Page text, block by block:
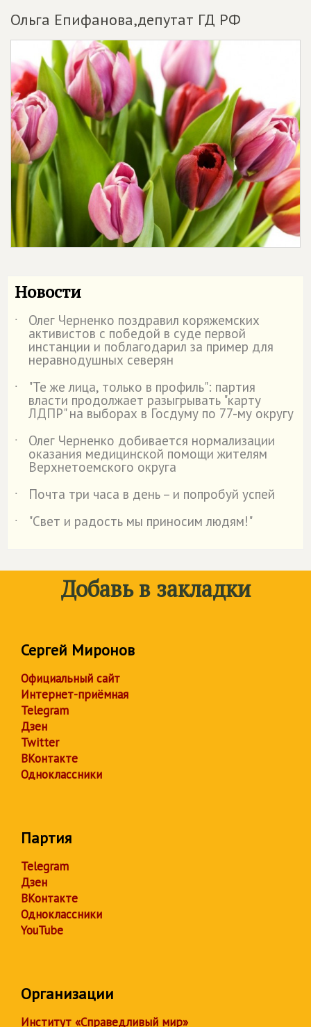
Ольга Епифанова,депутат ГД РФ
Новости
˙ Олег Черненко поздравил коряжемских
активистов с победой в суде первой
инстанции и поблагодарил за пример для
неравнодушных северян
˙
"Те же лица, только в профиль": партия
власти продолжает разыгрывать "карту
ЛДПР" на выборах в Госдуму по 77-му округу
˙
Олег Черненко добивается нормализации
оказания медицинской помощи жителям
Верхнетоемского округа
˙
Почта три часа в день – и попробуй успей
˙
"Свет и радость мы приносим людям!"
Добавь в закладки
Сергей Миронов
Официальный сайт
Интернет-приёмная
Telegram
Дзен
Twitter
ВКонтакте
Одноклассники
Партия
Telegram
Дзен
ВКонтакте
Одноклассники
YouTube
Организации
Институт «Справедливый мир»